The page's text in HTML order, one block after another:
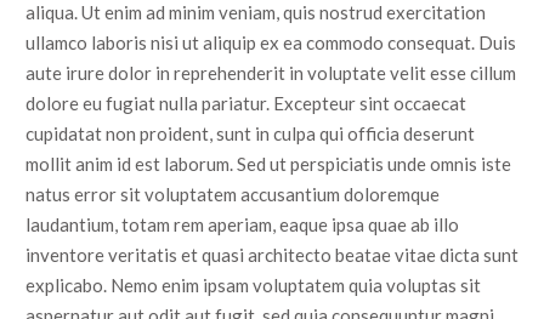
aliqua. Ut enim ad minim veniam, quis nostrud exercitation
ullamco laboris nisi ut aliquip ex ea commodo consequat. Duis
aute irure dolor in reprehenderit in voluptate velit esse cillum
dolore eu fugiat nulla pariatur. Excepteur sint occaecat
cupidatat non proident, sunt in culpa qui officia deserunt
mollit anim id est laborum. Sed ut perspiciatis unde omnis iste
natus error sit voluptatem accusantium doloremque
laudantium, totam rem aperiam, eaque ipsa quae ab illo
inventore veritatis et quasi architecto beatae vitae dicta sunt
explicabo. Nemo enim ipsam voluptatem quia voluptas sit